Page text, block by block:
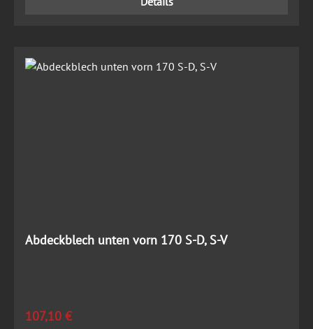
Abdeckblech unten vorn 170 S-D, S-V
Regulärer Preis:
107,10 €